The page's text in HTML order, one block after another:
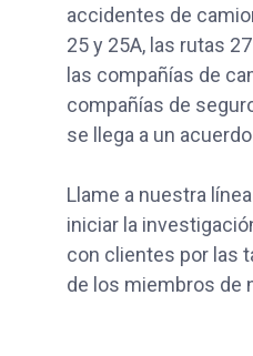
accidentes de
25 y 25A, las rutas
las compañías de
compañías de
se llega a un
Llame a nuestra
iniciar la
con clientes por las
de los miembros de